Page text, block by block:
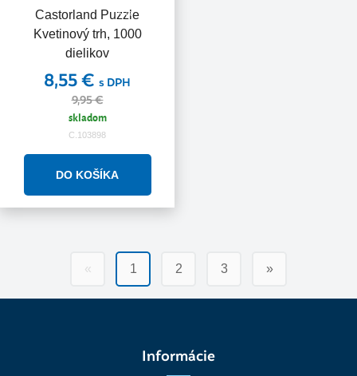
Castorland Puzzle
Kvetinový trh, 1000
dielikov
Akcia
8,55 € s DPH
9,95 €
skladom
C.103898
« 1 2 3 »
Informácie